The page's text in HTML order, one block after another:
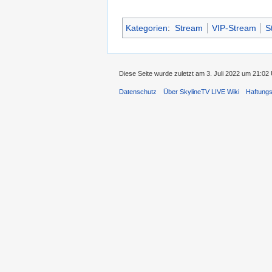
Kategorien: Stream VIP-Stream
Diese Seite wurde zuletzt am 3. Juli 2022 um 21:02
Datenschutz Über SkylineTV LIVE Wiki